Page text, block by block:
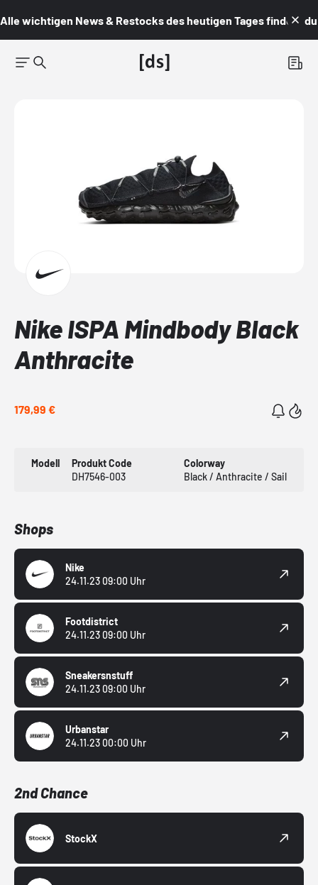
Alle wichtigen News & Restocks des heutigen Tages findest du
Nike ISPA Mindbody Black
Anthracite
179,99 €
Modell
Produkt Code
DH7546-003
Colorway
Black / Anthracite / Sail
Shops
Nike
24.11.23 09:00 Uhr
Footdistrict
24.11.23 09:00 Uhr
Sneakersnstuff
24.11.23 09:00 Uhr
Urbanstar
24.11.23 00:00 Uhr
2nd Chance
StockX